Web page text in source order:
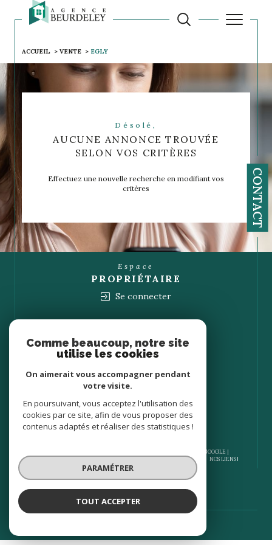
CONTACT
ACCUEIL VENTE EGLY
Désolé,
AUCUNE ANNONCE TROUVÉE
SELON VOS CRITÈRES
Effectuez une nouvelle recherche en modifiant vos
critères
Espace
PROPRIÉTAIRE
Se connecter
ADHÉRONS
© 2026 | TOUS DROITS RÉSERVÉS | TRADUCTION POWERED BY GOOGLE |
NOS HONORAIRES
PLAN DU SITE MENTIONS LÉGALES ADMIN
NOS LIENS
POLITIQUE RGPD
Comme beaucoup, notre site
utilise les cookies
On aimerait vous accompagner pendant
votre visite.
En poursuivant, vous acceptez l'utilisation des
cookies par ce site, afin de vous proposer des
contenus adaptés et réaliser des statistiques !
PARAMÉTRER
TOUT ACCEPTER